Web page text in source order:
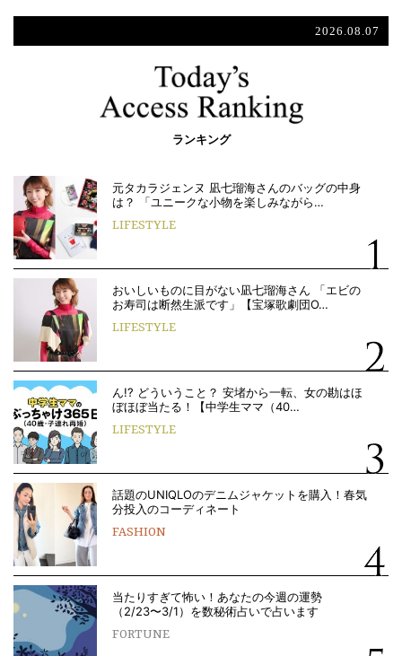
2026.08.07
ランキング
元タカラジェンヌ 凪七瑠海さんのバッグの中身
は？ 「ユニークな小物を楽しみながら…
LIFESTYLE
おいしいものに目がない凪七瑠海さん 「エビの
お寿司は断然生派です」【宝塚歌劇団O…
LIFESTYLE
ん!? どういうこと？ 安堵から一転、女の勘はほ
ぼほぼ当たる！【中学生ママ（40…
LIFESTYLE
話題のUNIQLOのデニムジャケットを購入！春気
分投入のコーディネート
FASHION
当たりすぎて怖い！あなたの今週の運勢
（2/23〜3/1）を数秘術占いで占います
FORTUNE